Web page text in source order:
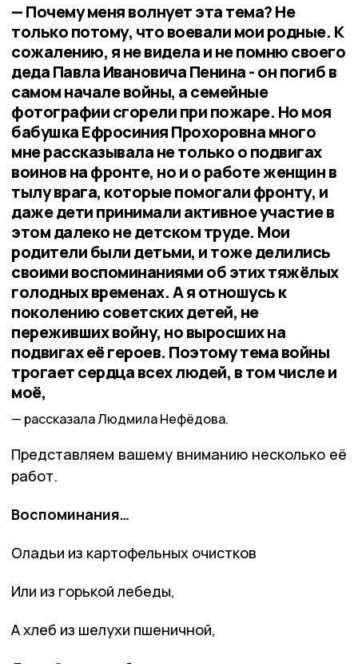
— Почему меня волнует эта тема? Не
только потому, что воевали мои родные. К
сожалению, я не видела и не помню своего
деда Павла Ивановича Пенина - он погиб в
самом начале войны, а семейные
фотографии сгорели при пожаре. Но моя
бабушка Ефросиния Прохоровна много
мне рассказывала не только о подвигах
воинов на фронте, но и о работе женщин в
тылу врага, которые помогали фронту, и
даже дети принимали активное участие в
этом далеко не детском труде. Мои
родители были детьми, и тоже делились
своими воспоминаниями об этих тяжёлых
голодных временах. А я отношусь к
поколению советских детей, не
переживших войну, но выросших на
подвигах её героев. Поэтому тема войны
трогает сердца всех людей, в том числе и
моё,
рассказала Людмила Нефёдова.
Представляем вашему вниманию несколько её
работ.
Воспоминания…
Оладьи из картофельных очистков
Или из горькой лебеды,
А хлеб из шелухи пшеничной,